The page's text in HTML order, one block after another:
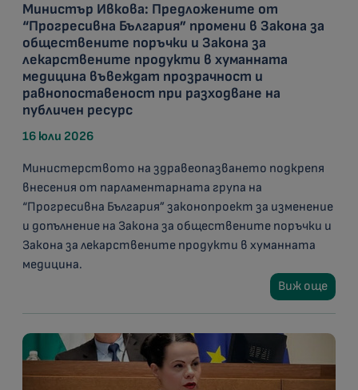
Министър Ивкова: Предложените от
“Прогресивна България” промени в Закона за
обществените поръчки и Закона за
лекарствените продукти в хуманната
медицина въвеждат прозрачност и
равнопоставеност при разходване на
публичен ресурс
16 юли 2026
Министерството на здравеопазването подкрепя
внесения от парламентарната група на
“Прогресивна България” законопроект за изменение
и допълнение на Закона за обществените поръчки и
Закона за лекарствените продукти в хуманната
медицина.
Виж още